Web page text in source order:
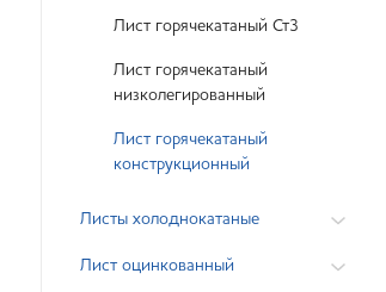
Лист горячекатаный Ст3
Лист горячекатаный
низколегированный
Лист горячекатаный
конструкционный
Листы холоднокатаные
Лист оцинкованный